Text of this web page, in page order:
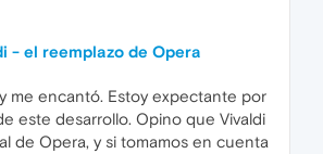
- el reemplazo de Opera
me encantó. Estoy expectante por
este desarrollo. Opino que Vivaldi
de Opera, y si tomamos en cuenta